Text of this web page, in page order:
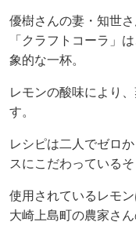
優樹さんの妻・知世
「クラフトコーラ」
象的な一杯。
レモンの酸味により
す。
レシピは二人でゼロ
スにこだわっているそ
使用されているレモ
大崎上島町の農家さん